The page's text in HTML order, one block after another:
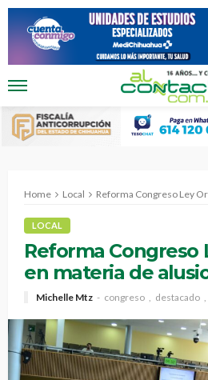
Home Local Reforma Congreso Ley
LOCAL
Reforma Congreso
en materia de
Michelle Mtz congreso destacado